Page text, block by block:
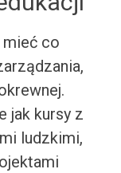
co
jak kursy z
ludzkimi,